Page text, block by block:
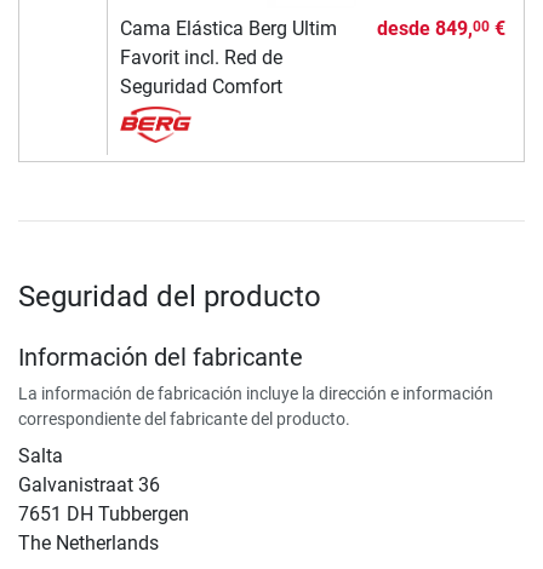
Cama Elástica Berg Ultim
Favorit incl. Red de
Seguridad Comfort
desde 849,00€
Seguridad del producto
Información del fabricante
La información de fabricación incluye la dirección e información
correspondiente del fabricante del producto.
Salta
Galvanistraat 36
7651 DH Tubbergen
The Netherlands